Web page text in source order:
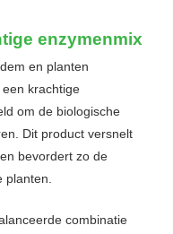
enzymenmix
en planten
krachtige
om de biologische
Dit product versnelt
bevordert zo de
planten.
combinatie